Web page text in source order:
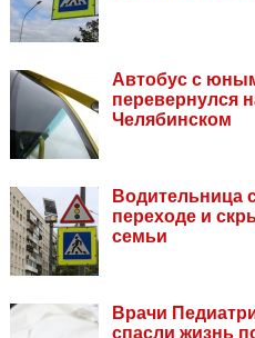
Автобус с
перевернулся
Челябинском
Водительница
переходе и
семьи
Врачи
спасли жизнь